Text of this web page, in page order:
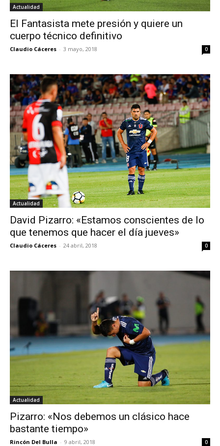
Actualidad
El Fantasista mete presión y quiere un
cuerpo técnico definitivo
Claudio Cáceres - 3 mayo, 2018 0
Actualidad
David Pizarro: «Estamos conscientes de lo
que tenemos que hacer el día jueves»
Claudio Cáceres - 24 abril, 2018 0
Actualidad
Pizarro: «Nos debemos un clásico hace
bastante tiempo»
Rincón Del Bulla - 9 abril, 2018 0